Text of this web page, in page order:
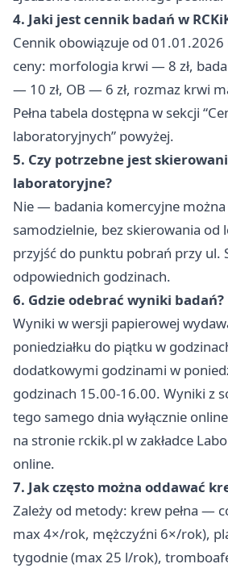
4. Jaki jest cennik badań w
Cennik obowiązuje od 01.01.2026
ceny: morfologia krwi — 8 zł,
— 10 zł, OB — 6 zł, rozmaz krwi
Pełna tabela dostępna w sekcji
laboratoryjnych” powyżej.
5. Czy potrzebne jest
laboratoryjne?
Nie — badania komercyjne
samodzielnie, bez skierowania od
przyjść do punktu pobrań przy ul.
odpowiednich godzinach.
6. Gdzie odebrać wyniki badań?
Wyniki w wersji papierowej
poniedziałku do piątku w
dodatkowymi godzinami w
godzinach 15.00-16.00. Wyniki z
tego samego dnia wyłącznie
na stronie rckik.pl w zakładce
online.
7. Jak często można oddawać
Zależy od metody: krew pełna —
max 4×/rok, mężczyźni 6×/rok),
tygodnie (max 25 l/rok),